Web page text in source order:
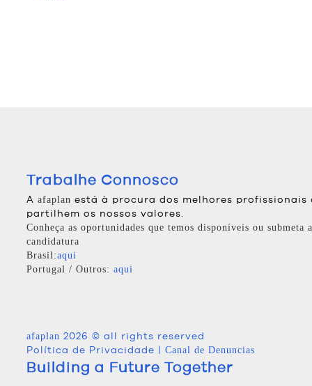
Trabalhe Connosco
A afaplan está à procura dos melhores profissionais
partilhem os nossos valores.
Conheça as oportunidades que temos disponíveis ou submeta
candidatura
Brasil:aqui
Portugal / Outros: aqui
afaplan 2026 © all rights reserved
Política de Privacidade | Canal de Denuncias
Building a Future Together